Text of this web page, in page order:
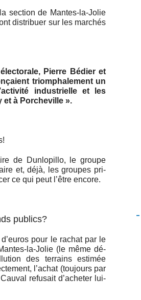
section de Mantes-la-Jolie
distribuer sur les marchés
Pierre Bédier et
triomphalement un
industrielle et les
et à Porcheville ».
de Dunlopillo, le groupe
et, déjà, les groupes pri-
ce qui peut l’être encore.
publics?
pour le rachat par le
la-Jolie (le même dé-
des terrains estimée
l’achat (toujours par
refusait d’acheter lui-